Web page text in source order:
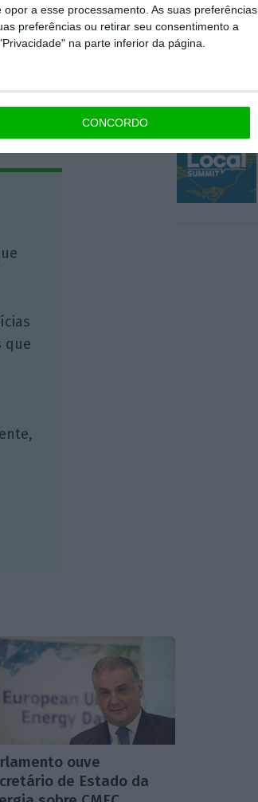
a esse processamento. As suas preferências
preferências ou retirar seu consentimento a
na parte inferior da página.
CONCORDO
a tratar
requisitos
Copiar
que
ouve
de Estado da